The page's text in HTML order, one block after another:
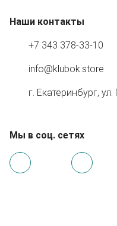
Наши контакты
+7 343 378-33-10
info@klubok.store
г. Екатеринбург,
Мы в соц. сетях